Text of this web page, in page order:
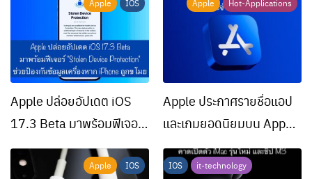
Apple IOS
Apple ปล่อยอัปเดต iOS
17.3 Beta มาพร้อมฟีเจอร์
“Stolen Device
Protection” ช่วยป้องกัน
Apple Hot-Applications
Apple ประกาศรายชื่อแอป
และเกมยอดนิยมบน App
Store ประจำปี 2023
Apple IOS IOS
it-technology